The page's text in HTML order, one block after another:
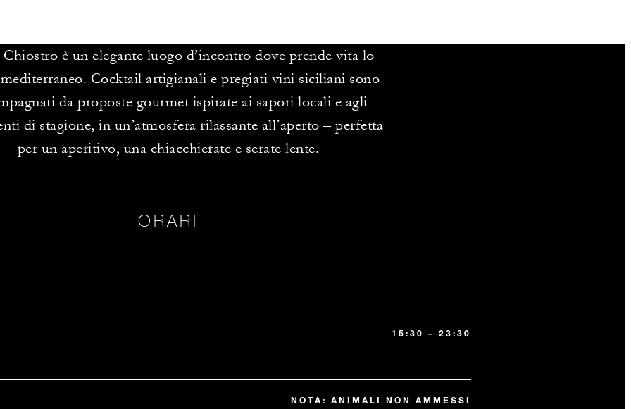
è un elegante luogo d’incontro dove prende vita lo
Cocktail artigianali e pregiati vini siciliani sono
da proposte gourmet ispirate ai sapori locali e agli
di stagione, in un’atmosfera rilassante all’aperto – perfetta
per un aperitivo, una chiacchierate e serate lente.
ORARI
15:30 – 23:30
NOTA: ANIMALI NON AMMESSI